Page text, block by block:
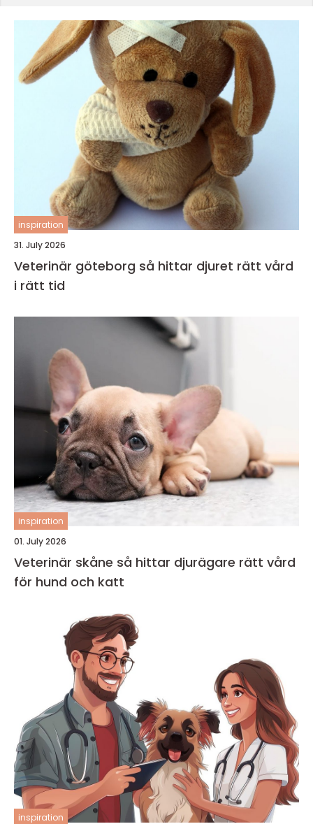
inspiration
31. July 2026
Veterinär göteborg så hittar djuret rätt vård
i rätt tid
inspiration
01. July 2026
Veterinär skåne så hittar djurägare rätt vård
för hund och katt
inspiration